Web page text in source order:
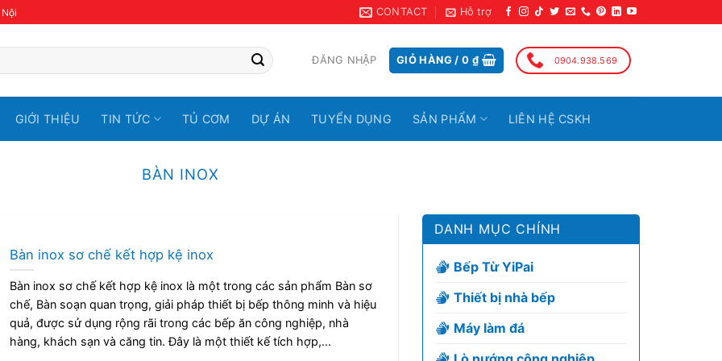
CONTACT Hỗ trợ
ĐĂNG NHẬP GIỎ HÀNG /0 ₫ 0904.938.569
GIỚI THIỆU TIN TỨC TỦ CƠM DỰ ÁN TUYỂN DỤNG SẢN PHẨM LIÊN HỆ CSKH
BÀN INOX
Bàn inox sơ chế kết hợp kệ inox
Bàn inox sơ chế kết hợp kệ inox là một trong các sản phẩm Bàn sơ
chế, Bàn soạn quan trọng, giải pháp thiết bị bếp thông minh và hiệu
quả, được sử dụng rộng rãi trong các bếp ăn công nghiệp, nhà
hàng, khách sạn và căng tin. Đây là một thiết kế tích hợp,...
DANH MỤC CHÍNH
Bếp Từ YiPai
Thiết bị nhà bếp
Máy làm đá